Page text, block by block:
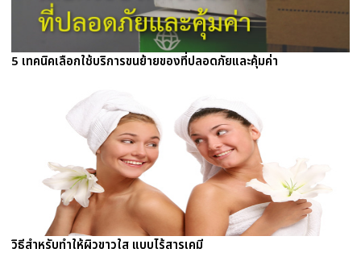
5 เทคนิคเลือกใช้บริการขนย้ายของที่ปลอดภัยและคุ้มค่า
วิธีสำหรับทำให้ผิวขาวใส แบบไร้สารเคมี